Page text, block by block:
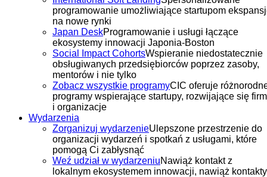
programowanie umożliwiające startupom
na nowe rynki
Japan DeskProgramowanie i usługi łączące
ekosystemy innowacji Japonia-Boston
Social Impact CohortsWspieranie niedostatecznie
obsługiwanych przedsiębiorców poprzez zasoby,
mentorów i nie tylko
Zobacz wszystkie programyCIC oferuje
programy wspierające startupy, rozwijające się
i organizacje
Wydarzenia
Zorganizuj wydarzenieUlepszone przestrzenie do
organizacji wydarzeń i spotkań z usługami, które
pomogą Ci zabłysnąć
Weź udział w wydarzeniuNawiąż kontakt z
lokalnym ekosystemem innowacji, nawiąż